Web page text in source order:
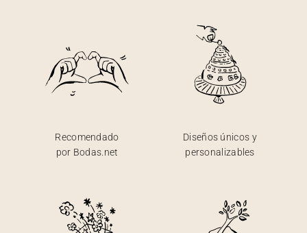
Recomendado
por Bodas.net
Diseños únicos y
personalizables